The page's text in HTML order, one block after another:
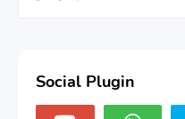
Social Plugin